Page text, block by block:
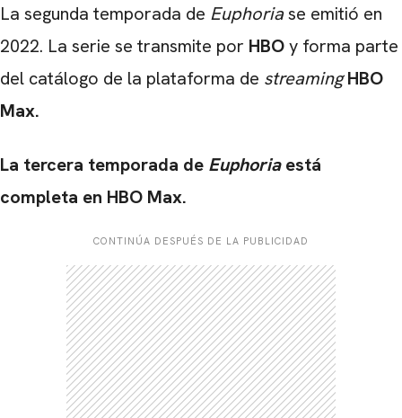
La segunda temporada de Euphoriase emitió en
2022. La serie se transmite por HBOy forma parte
del catálogo de la plataforma de streaming HBO
Max.
La tercera temporada de Euphoriaestá
completa en HBO Max.
CONTINÚA DESPUÉS DE LA PUBLICIDAD